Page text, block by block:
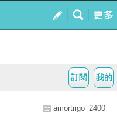
我的
訂閱
amortrigo_2400